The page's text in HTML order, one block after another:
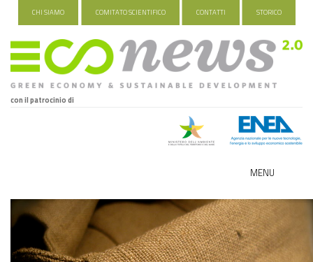
CHI SIAMO COMITATO SCIENTIFICO CONTATTI STORICO
con il patrocinio di
MENU
ECO-NOMY
INDUSTRIA VERDE